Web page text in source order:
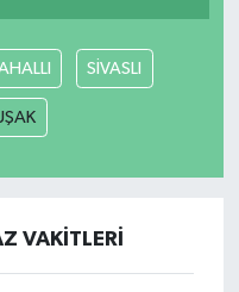
SİVASLI
VAKITLERI